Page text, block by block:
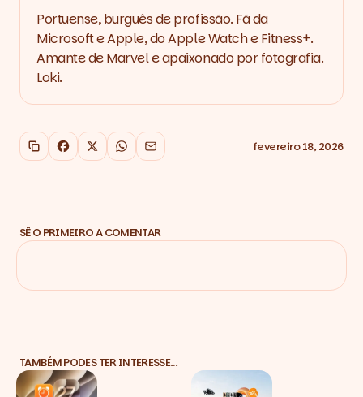
Portuense, burguês de profissão. Fã da
Microsoft e Apple, do Apple Watch e Fitness+.
Amante de Marvel e apaixonado por fotografia.
Loki.
Copiar link
Facebook
X WhatsApp
Email fevereiro 18, 2026
SÊ O PRIMEIRO A COMENTAR
TAMBÉM PODES TER INTERESSE…